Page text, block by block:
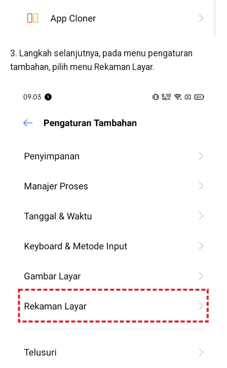
3. Langkah selanjutnya, pada menu pengaturan
tambahan, pilih menu Rekaman Layar.